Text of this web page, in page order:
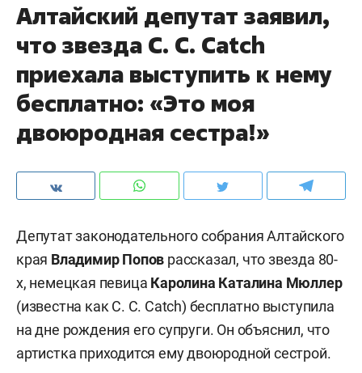
Алтайский депутат заявил,
что звезда C. C. Catch
приехала выступить к нему
бесплатно: «Это моя
двоюродная сестра!»
Депутат законодательного собрания Алтайского
края Владимир Попов рассказал, что звезда 80-
х, немецкая певица Каролина Каталина Мюллер
(известна как C. C. Catch) бесплатно выступила
на дне рождения его супруги. Он объяснил, что
артистка приходится ему двоюродной сестрой.